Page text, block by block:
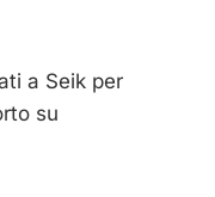
a Seik per
su